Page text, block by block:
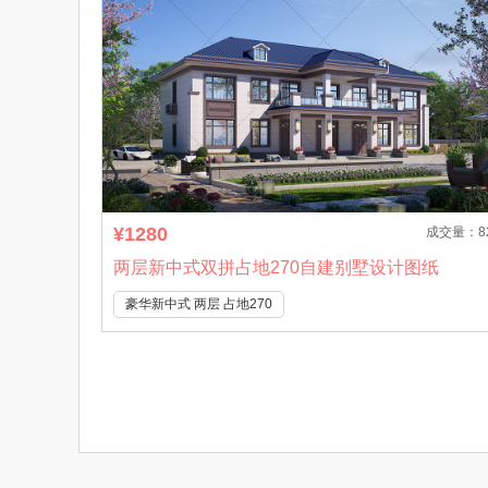
¥1280 成交量：
两层新中式双拼占地270自建别墅设计图纸
豪华新中式 两层 占地270